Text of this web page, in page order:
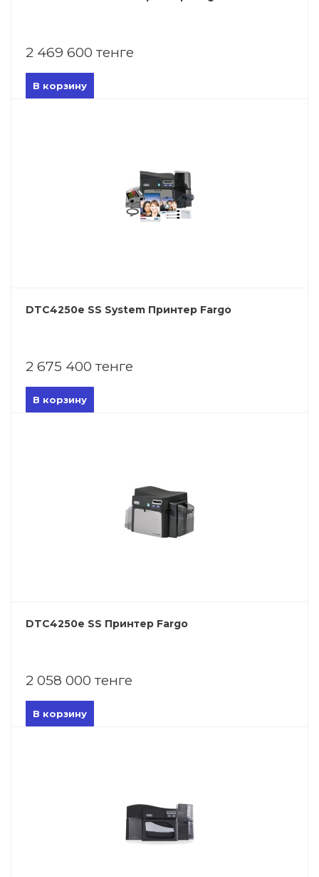
2 469 600 тенге
В корзину
DTC4250e SS System Принтер Fargo
2 675 400 тенге
В корзину
DTC4250e SS Принтер Fargo
2 058 000 тенге
В корзину